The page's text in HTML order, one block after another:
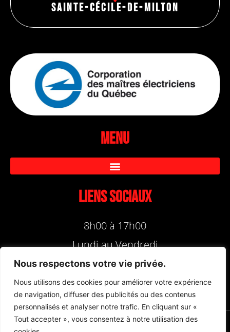
Nous respectons votre vie privée.
Nous utilisons des cookies pour améliorer votre expérience
de navigation, diffuser des publicités ou des contenus
personnalisés et analyser notre trafic. En cliquant sur «
Tout accepter », vous consentez à notre utilisation des
Sainte-Cécile-de-Milton
Menu
Liens sociaux
8h00 à 17h00
Lundi au Vendredi